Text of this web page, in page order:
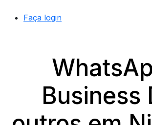
Faça login
Business